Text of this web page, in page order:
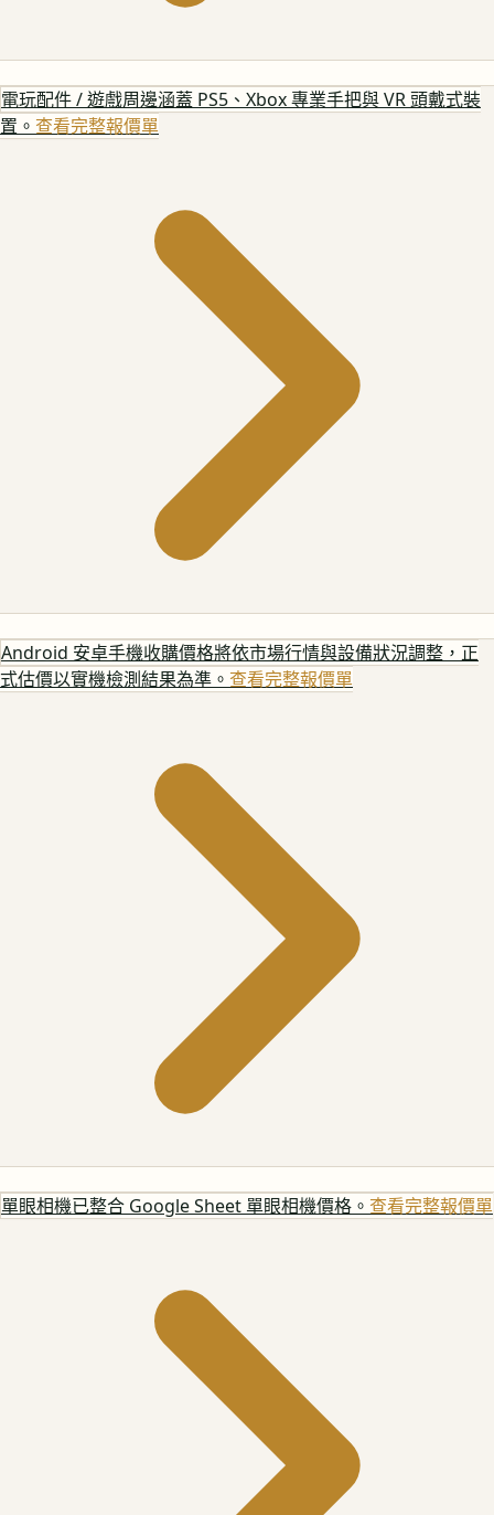
電玩配件 / 遊戲周邊涵蓋 PS5、Xbox 專業手把與 VR 頭戴式裝
置。 查看完整報價單
Android 安卓手機收購價格將依市場行情與設備狀況調整，正
式估價以實機檢測結果為準。 查看完整報價單
單眼相機已整合 Google Sheet 單眼相機價格。 查看完整報價單